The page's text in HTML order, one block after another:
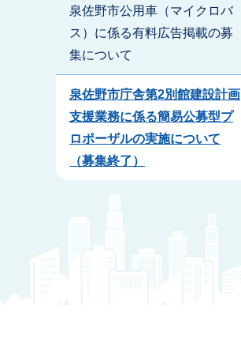
泉佐野市公用車（マイクロバ
ス）に係る有料広告掲載の募
集について
泉佐野市庁舎第2別館建設計画
支援業務に係る簡易公募型プ
ロポーザルの実施について
（募集終了）